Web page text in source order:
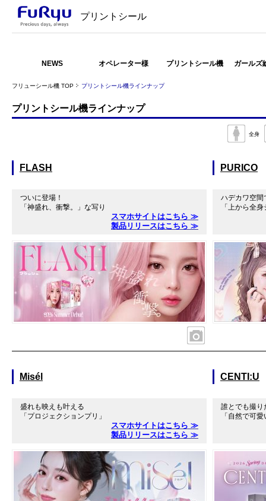
プリントシール
NEWS オペレーター様 プリントシール機 ガールズ
フリューシール機 TOP プリントシール機ラインナップ
プリントシール機ラインナップ
全身
FLASH
ついに登場！
「神盛れ、衝撃。」な写り
スマホサイトはこちら ≫
製品リリースはこちら ≫
PURICO
ハデカワ空間
「上から全
Misél
盛れも映えも叶える
「プロジェクションプリ」
スマホサイトはこちら ≫
製品リリースはこちら ≫
CENTI:U
誰とでも撮り
「自然で可